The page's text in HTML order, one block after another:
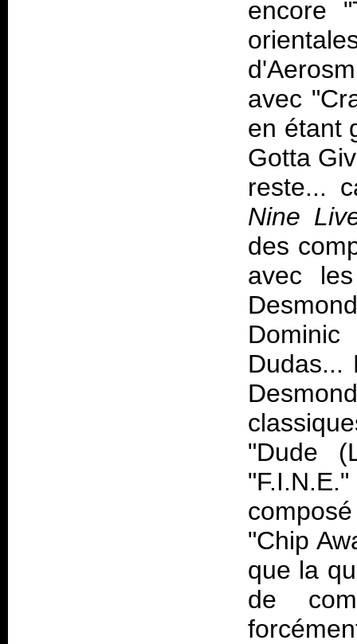
encore
avec
en étant
Gotta
reste...
Nine
des
avec
Dudas...
"Dude
"Chip
que la
de